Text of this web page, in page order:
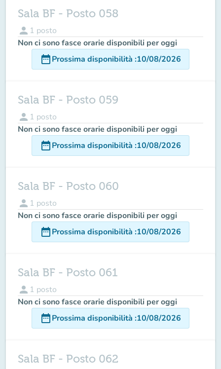
Sala BF - Posto 058
person 1 posto
Non ci sono fasce orarie disponibili per oggi
date_rangeProssima disponibilità :10/08/2026
Sala BF - Posto 059
person 1 posto
Non ci sono fasce orarie disponibili per oggi
date_rangeProssima disponibilità :10/08/2026
Sala BF - Posto 060
person 1 posto
Non ci sono fasce orarie disponibili per oggi
date_rangeProssima disponibilità :10/08/2026
Sala BF - Posto 061
person 1 posto
Non ci sono fasce orarie disponibili per oggi
date_rangeProssima disponibilità :10/08/2026
Sala BF - Posto 062